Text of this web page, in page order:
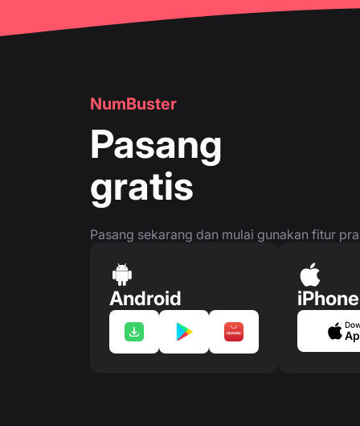
NumBuster
Pasang
gratis
Pasang sekarang dan mulai gunakan fitur
Android iPhone